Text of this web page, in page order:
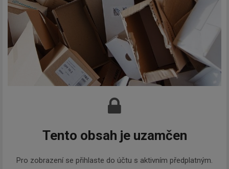
Tento obsah je uzamčen
Pro zobrazení se přihlaste do účtu s aktivním předplatným.